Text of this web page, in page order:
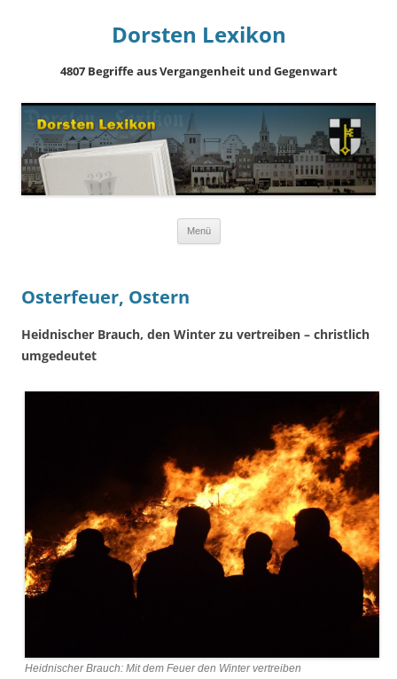
Dorsten Lexikon
4807 Begriffe aus Vergangenheit und Gegenwart
Menü
Osterfeuer, Ostern
Heidnischer Brauch, den Winter zu vertreiben – christlich
umgedeutet
Heidnischer Brauch: Mit dem Feuer den Winter vertreiben